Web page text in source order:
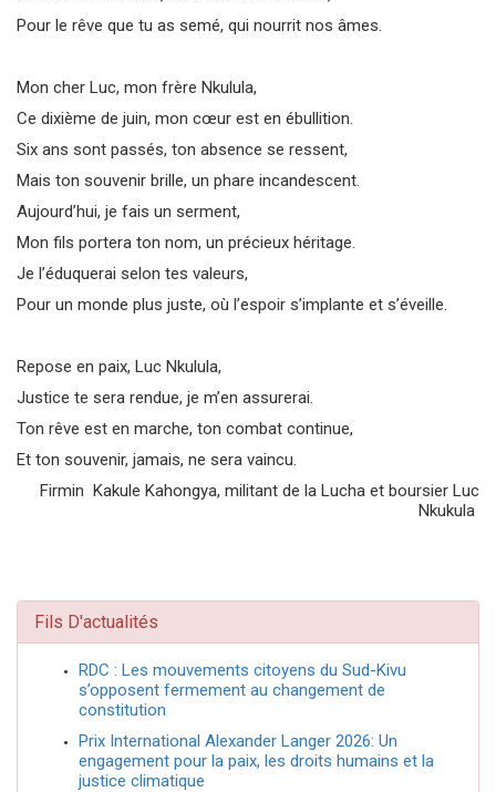
Pour le rêve que tu as semé, qui nourrit nos âmes.
Mon cher Luc, mon frère Nkulula,
Ce dixième de juin, mon cœur est en ébullition.
Six ans sont passés, ton absence se ressent,
Mais ton souvenir brille, un phare incandescent.
Aujourd’hui, je fais un serment,
Mon fils portera ton nom, un précieux héritage.
Je l’éduquerai selon tes valeurs,
Pour un monde plus juste, où l’espoir s’implante et s’éveille.
Repose en paix, Luc Nkulula,
Justice te sera rendue, je m’en assurerai.
Ton rêve est en marche, ton combat continue,
Et ton souvenir, jamais, ne sera vaincu.
Firmin Kakule Kahongya, militant de la Lucha et boursier Luc
Nkukula
Fils D'actualités
RDC : Les mouvements citoyens du Sud-Kivu
s’opposent fermement au changement de
constitution
Prix International Alexander Langer 2026: Un
engagement pour la paix, les droits humains et la
justice climatique